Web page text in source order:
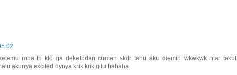
mba tp klo ga deketbdan cuman skdr tahu aku diemin wkwkwk ntar takut
akunya excited dynya krik krik gitu hahaha